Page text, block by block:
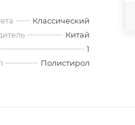
Классический
Китай
1
Полистирол